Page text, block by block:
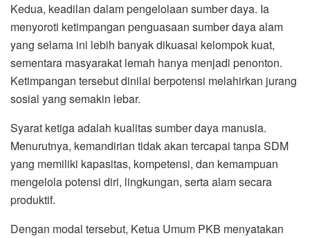
Kedua, keadilan dalam pengelolaan sumber daya. Ia
menyoroti ketimpangan penguasaan sumber daya alam
yang selama ini lebih banyak dikuasai kelompok kuat,
sementara masyarakat lemah hanya menjadi penonton.
Ketimpangan tersebut dinilai berpotensi melahirkan jurang
sosial yang semakin lebar.
Syarat ketiga adalah kualitas sumber daya manusia.
Menurutnya, kemandirian tidak akan tercapai tanpa SDM
yang memiliki kapasitas, kompetensi, dan kemampuan
mengelola potensi diri, lingkungan, serta alam secara
produktif.
Dengan modal tersebut, Ketua Umum PKB menyatakan